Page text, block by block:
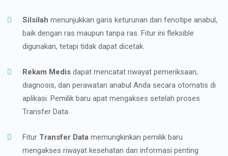
Silsilah menunjukkan garis keturunan dan fenotipe anabul,
baik dengan ras maupun tanpa ras. Fitur ini fleksible
digunakan, tetapi tidak dapat dicetak.
Rekam Medis dapat mencatat riwayat pemeriksaan,
diagnosis, dan perawatan anabul Anda secara otomatis di
aplikasi. Pemilik baru apat mengakses setelah proses
Transfer Data
Fitur Transfer Data memungkinkan pemilik baru
mengakses riwayat kesehatan dan informasi penting